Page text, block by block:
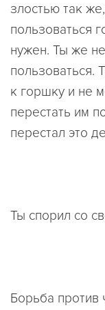
злостью так
пользоваться
нужен. Ты же
пользоваться.
к горшку и не
перестать им
перестал это
Ты спорил со
Борьба против